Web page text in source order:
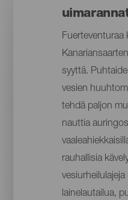
Fuerteventuraa
syyttä.
vesien
tehdä paljon
nauttia
rauhallisia
vesiurheilulajeja
lainelautailua,